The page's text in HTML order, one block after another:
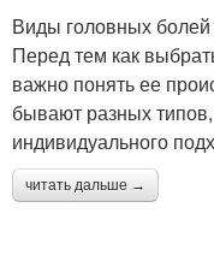
Виды головных болей
Перед тем как
важно понять ее
бывают разных
индивидуального
читать дальше →